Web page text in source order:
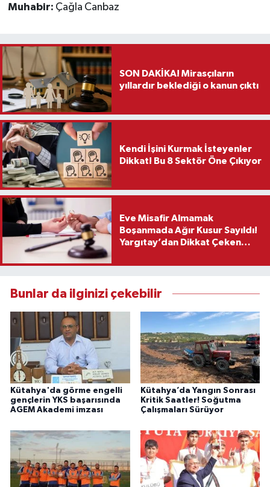
Muhabir: Çağla Canbaz
SON DAKİKA! Mirasçıların
yıllardır beklediği o kanun çıktı
Kendi İşini Kurmak İsteyenler
Dikkat! Bu 8 Sektör Öne Çıkıyor
Eve Misafir Almamak
Boşanmada Ağır Kusur Sayıldı!
Yargıtay’dan Dikkat Çeken
Bunlar da ilginizi çekebilir
Kütahya'da görme engelli
gençlerin YKS başarısında
AGEM Akademi imzası
Kütahya’da Yangın Sonrası
Kritik Saatler! Soğutma
Çalışmaları Sürüyor